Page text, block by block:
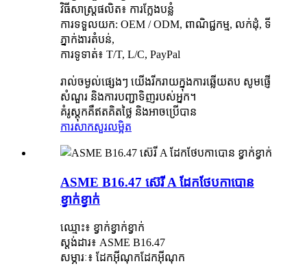
វិធីសាស្រ្តផលិត៖ ការក្លែងបន្លំ
ការទទួលយក: OEM / ODM, ពាណិជ្ជកម្ម, លក់ដុំ, ទី
ភ្នាក់ងារតំបន់,
ការទូទាត់៖ T/T, L/C, PayPal
រាល់ចម្ងល់ផ្សេងៗ យើងរីករាយក្នុងការឆ្លើយតប សូមផ្ញើ
សំណួរ និងការបញ្ជាទិញរបស់អ្នក។
គំរូស្តុកគឺឥតគិតថ្លៃ និងអាចប្រើបាន
ការសាកសួរលម្អិត
ASME B16.47 ស៊េរី A ដែកថែបកាបោន
ខ្វាក់ខ្វាក់
ឈ្មោះ៖ ខ្វាក់ខ្វាក់ខ្វាក់
ស្តង់ដារ៖ ASME B16.47
សម្ភារៈ៖ ដែកអ៊ីណុកដែកអ៊ីណុក